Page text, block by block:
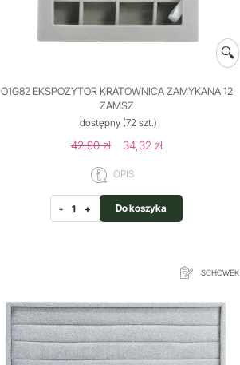
🔍
O1G82 EKSPOZYTOR KRATOWNICA ZAMYKANA 12
ZAMSZ
dostępny (72 szt.)
42,90 zł 34,32 zł
OPIS
- + Do koszyka
SCHOWEK